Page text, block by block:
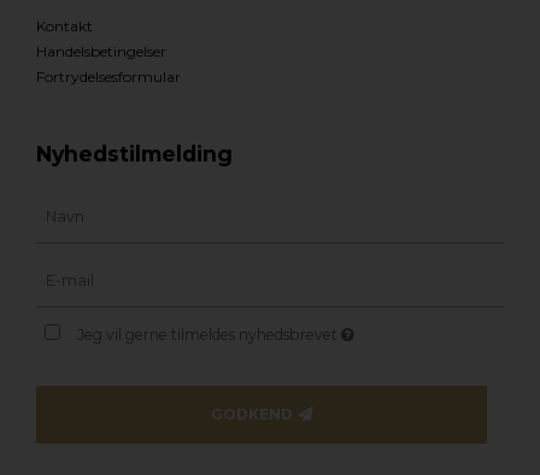
Kontakt
Handelsbetingelser
Fortrydelsesformular
Nyhedstilmelding
Jeg vil gerne tilmeldes nyhedsbrevet
GODKEND